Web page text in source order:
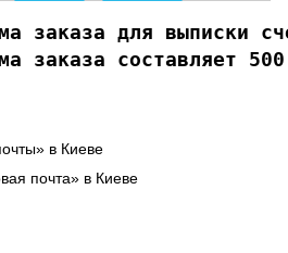
заказа для выписки
заказа составляет
в Киеве
почта» в Киеве